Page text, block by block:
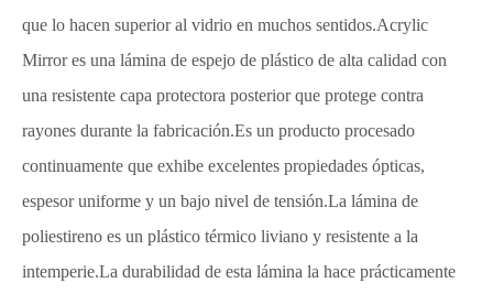
que lo hacen superior al vidrio en muchos sentidos.Acrylic
Mirror es una lámina de espejo de plástico de alta calidad con
una resistente capa protectora posterior que protege contra
rayones durante la fabricación.Es un producto procesado
continuamente que exhibe excelentes propiedades ópticas,
espesor uniforme y un bajo nivel de tensión.La lámina de
poliestireno es un plástico térmico liviano y resistente a la
intemperie.La durabilidad de esta lámina la hace prácticamente